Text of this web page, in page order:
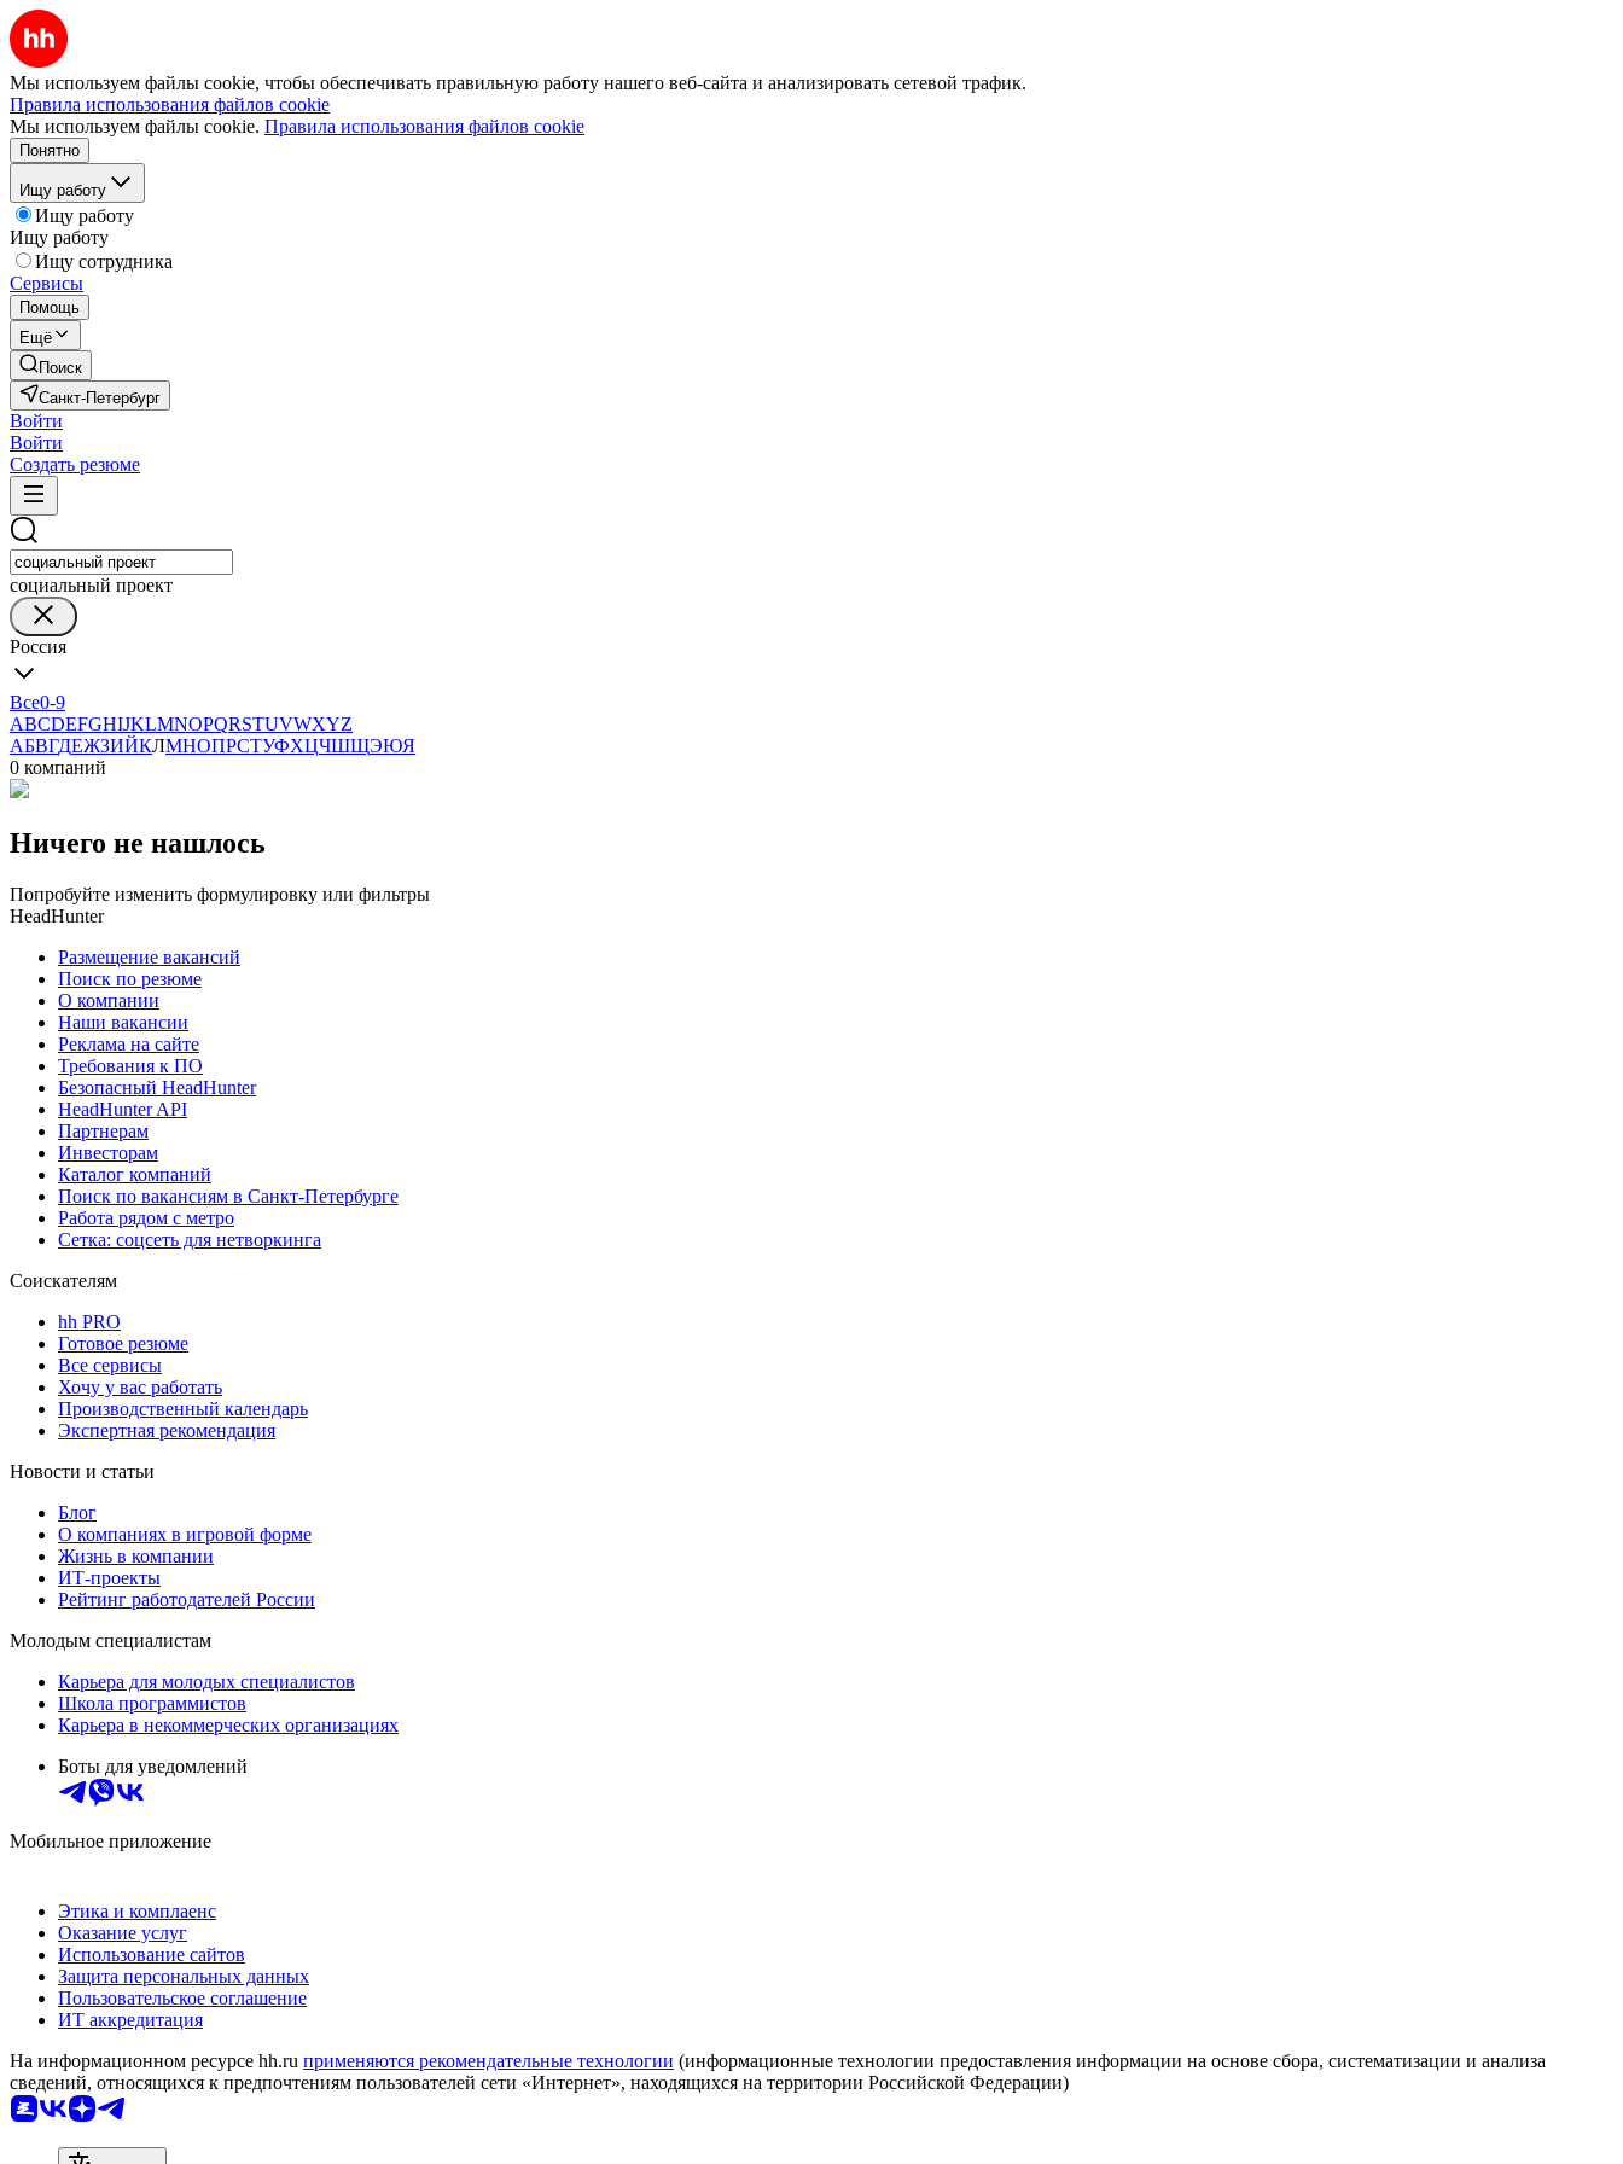
Мы используем файлы cookie, чтобы обеспечивать правильную работу нашего веб-сайта и анализировать сетевой трафик.
Правила использования файлов cookie
Мы используем файлы cookie. Правила использования файлов cookie
Понятно
Ищу работу
Ищу работу
Ищу работу
Ищу сотрудника
Сервисы
Помощь
Ещё
Поиск
Санкт-Петербург
Войти
Войти
Создать резюме
социальный проект
Россия
Все0-9
ABCDEFGHIJKLMNOPQRSTUVWXYZ
АБВГДЕЖЗИЙКЛМНОПРСТУФХЦЧШЩЭЮЯ
0 компаний
Ничего не нашлось
Попробуйте изменить формулировку или фильтры
HeadHunter
Размещение вакансий
Поиск по резюме
О компании
Наши вакансии
Реклама на сайте
Требования к ПО
Безопасный HeadHunter
HeadHunter API
Партнерам
Инвесторам
Каталог компаний
Поиск по вакансиям в Санкт-Петербурге
Работа рядом с метро
Сетка: соцсеть для нетворкинга
Соискателям
hh PRO
Готовое резюме
Все сервисы
Хочу у вас работать
Производственный календарь
Экспертная рекомендация
Новости и статьи
Блог
О компаниях в игровой форме
Жизнь в компании
ИТ-проекты
Рейтинг работодателей России
Молодым специалистам
Карьера для молодых специалистов
Школа программистов
Карьера в некоммерческих организациях
Боты для уведомлений
Мобильное приложение
Этика и комплаенс
Оказание услуг
Использование сайтов
Защита персональных данных
Пользовательское соглашение
ИТ аккредитация
На информационном ресурсе hh.ru применяются рекомендательные технологии (информационные технологии предоставления информации на основе сбора, систематизации и анализа
сведений, относящихся к предпочтениям пользователей сети «Интернет», находящихся на территории Российской Федерации)